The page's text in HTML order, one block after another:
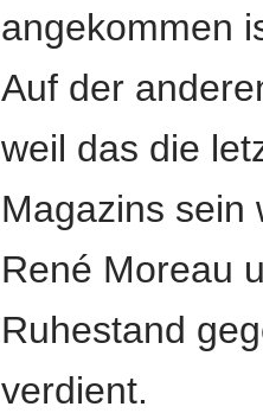
angekommen
Auf der
weil das die
Magazins sein
René Moreau
Ruhestand
verdient.